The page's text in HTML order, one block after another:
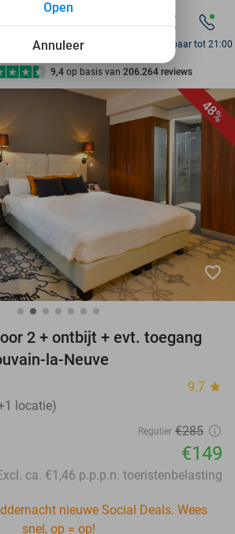
7 dagen per week beschikbaar
10+ miljoen leden
9,4 op basis van 206.264 reviews
Ontdek 15.000+ deals
7 dagen per week beschikbaar
10+ miljoen leden
Bereikbaar tot 21:00
48%
favorite_border
2 + ontbijt + evt. toegang
la-Neuve
9.7 star
locatie)
Regulier €285
€149
ca. €1,46 p.p.p.n. toeristenbelasting
nieuwe Social Deals. Wees
snel, op = op!
Annuleer
Open